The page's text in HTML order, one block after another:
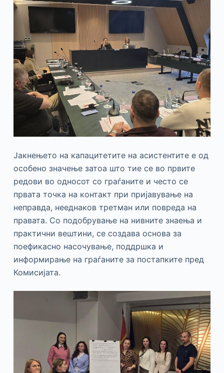
Јакнењето на капацитетите на асистентите е од
особено значење затоа што тие се во првите
редови во односот со граѓаните и често се
првата точка на контакт при пријавување на
неправда, нееднаков третман или повреда на
правата. Со подобрување на нивните знаења и
практични вештини, се создава основа за
поефикасно насочување, поддршка и
информирање на граѓаните за постапките пред
Комисијата.